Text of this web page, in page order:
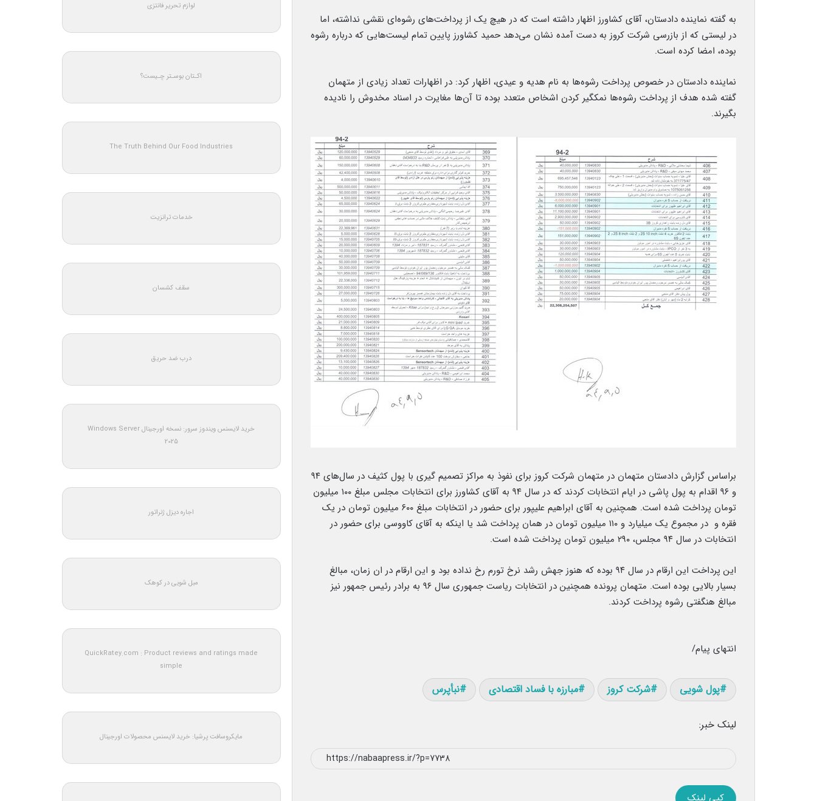
به گفته نماینده دادستان، آقای کشاورز اظهار داشته است که در هیچ یک از پرداخت‌های رشوه‌ای نقشی نداشته، اما
در لیستی که از بازرسی شرکت کروز به دست آمده نشان می‌دهد حمید کشاورز پایین تمام لیست‌هایی که درباره رشوه
بوده، امضا کرده است.
نماینده دادستان در خصوص پرداخت رشوه‌ها به نام هدیه و عیدی، اظهار کرد: در اظهارات تعداد زیادی از متهمان
گفته شده هدف از پرداخت رشوه‌ها نمکگیر کردن اشخاص متعدد بوده تا آن‌ها مغایرت در اسناد مخدوش را نادیده
بگیرند.
براساس گزارش دادستان متهمان در متهمان شرکت کروز برای نفوذ به مراکز تصمیم گیری با پول کثیف در سال‌های ۹۴
و ۹۶ اقدام به پول پاشی در ایام انتخابات کردند که در سال ۹۴ به آقای کشاورز برای انتخابات مجلس مبلغ ۱۰۰ میلیون
تومان پرداخت شده است. همچنین به آقای ابراهیم علیپور برای حضور در انتخابات مبلغ ۶۰۰ میلیون تومان در یک
فقره و در مجموع یک میلیارد و ۱۱۰ میلیون تومان در همان پرداخت شد یا اینکه به آقای کاووسی برای حضور در
انتخابات در سال ۹۴ مجلس، ۲۹۰ میلیون تومان پرداخت شده است.
این پرداخت این ارقام در سال ۹۴ بوده که هنوز جهش رشد نرخ تورم رخ نداده بود و این ارقام در ان زمان، مبالغ
بسیار بالایی بوده است. متهمان پرونده همچنین در انتخابات ریاست جمهوری سال ۹۶ به برادر رئیس جمهور نیز
مبالغ هنگفتی رشوه پرداخت کردند.
انتهای پیام/
پول شویی شرکت کروز مبارزه با فساد اقتصادی نبأپرس
لینک خبر:
کپی لینک
لوازم تحریر فانتزی
اکـتان بوسـتر چـیست؟
The Truth Behind Our Food Industries
خدمات ترانزیت
سقف کشسان
درب ضد حریق
خرید لایسنس ویندوز سرور: نسخه اورجینال Windows Server
2025
اجاره دیزل ژنراتور
مبل شویی در کوهک
QuickRatey.com : Product reviews and ratings made
simple
مایکروسافت پرشیا: خرید لایسنس محصولات اورجینال